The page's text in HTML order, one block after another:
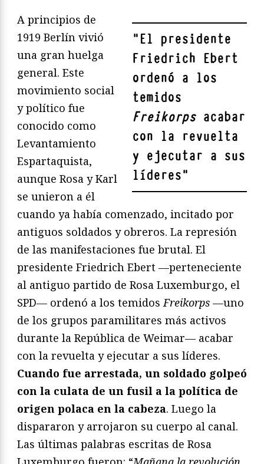
"El presidente
Friedrich Ebert
ordenó a los
temidos
Freikorpsacabar
con la revuelta
y ejecutar a sus
líderes"
A principios de
1919 Berlín vivió
una gran huelga
general. Este
movimiento social
y político fue
conocido como
Levantamiento
Espartaquista,
aunque Rosa y Karl
se unieron a él
cuando ya había comenzado, incitado por
antiguos soldados y obreros. La represión
de las manifestaciones fue brutal. El
presidente Friedrich Ebert —perteneciente
al antiguo partido de Rosa Luxemburgo, el
SPD— ordenó a los temidosFreikorps —uno
de los grupos paramilitares más activos
durante la República de Weimar— acabar
con la revuelta y ejecutar a sus líderes.
Cuando fue arrestada, un soldado golpeó
con la culata de un fusil a la política de
origen polaca en la cabeza. Luego la
dispararon y arrojaron su cuerpo al canal.
Las últimas palabras escritas de Rosa